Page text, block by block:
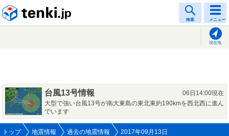
検索 メニュー
現在地
台風13号情報
06日14:00現在
大型で強い台風13号が南大東島の東北東約190kmを西北西に進ん
でいます
トップ 地震情報 過去の地震情報 2017年09月13日